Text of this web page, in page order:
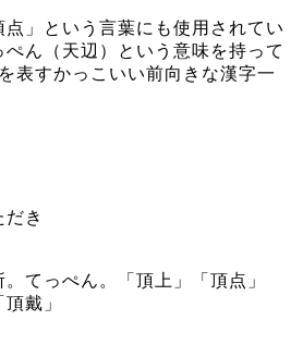
点」という言葉にも使用されてい
ん（天辺）という意味を持って
表すかっこいい前向きな漢字一
き
てっぺん。「頂上」「頂点」
戴」